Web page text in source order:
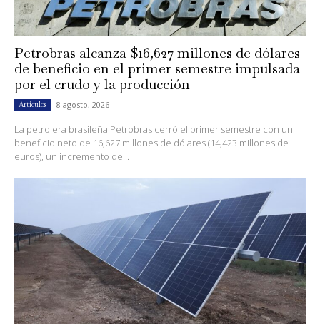
Petrobras alcanza $16,627 millones de dólares
de beneficio en el primer semestre impulsada
por el crudo y la producción
Artículos 8 agosto, 2026
La petrolera brasileña Petrobras cerró el primer semestre con un
beneficio neto de 16,627 millones de dólares (14,423 millones de
euros), un incremento de...